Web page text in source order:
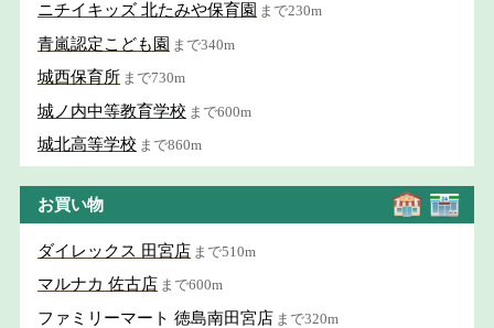
ニチイキッズ 北たみや保育園 まで230m
青嵐認定こども園 まで340m
城西保育所 まで730m
城ノ内中等教育学校 まで600m
城北高等学校 まで860m
お買い物
ダイレックス 田宮店 まで510m
マルナカ 佐古店 まで600m
ファミリーマート 徳島南田宮店 まで320m